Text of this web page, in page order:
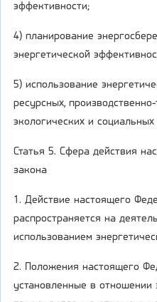
эффективности;
4) планирование
энергетической
5) использование
ресурсных,
экологических и социальных
Статья 5. Сфера действия
закона
1. Действие настоящего
распространяется на
использованием
2. Положения настоящего
установленные в отношении